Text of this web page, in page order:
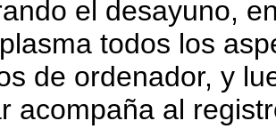
el desayuno,
todos los
de ordenador, y
acompaña al